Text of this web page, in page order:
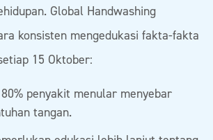
Global Handwashing
konsisten mengedukasi fakta-fakta
15 Oktober:
penyakit menular menyebar
tangan.